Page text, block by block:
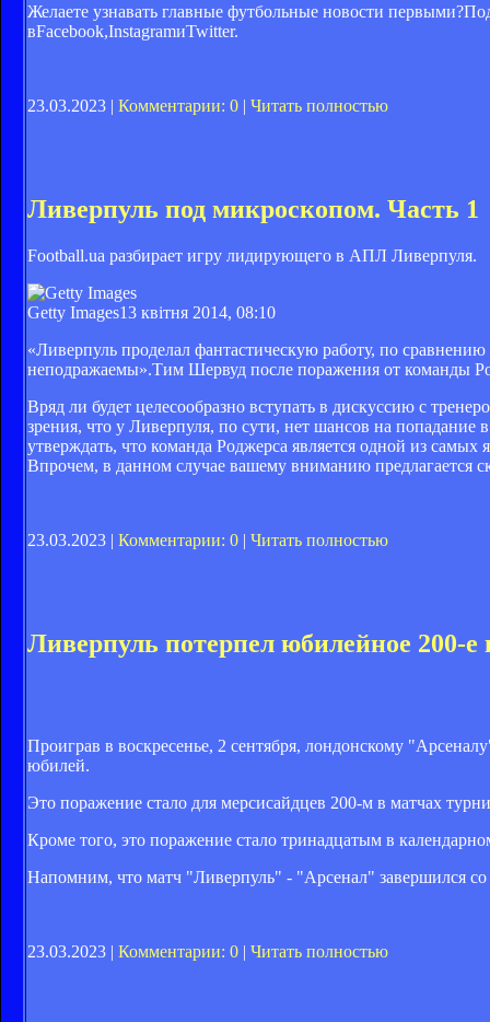
Желаете узнавать главные футбольные новости
вFacebook,InstagramиTwitter.
23.03.2023 | Комментарии: 0 | Читать полностью
Ливерпуль под микроскопом. Часть 1
Football.ua разбирает игру лидирующего в АПЛ Ливерпуля.
Getty Images13 квітня 2014, 08:10
«Ливерпуль проделал фантастическую работу, по
неподражаемы».Тим Шервуд после поражения от команды
Вряд ли будет целесообразно вступать в дискуссию с
зрения, что у Ливерпуля, по сути, нет шансов на
утверждать, что команда Роджерса является одной из
Впрочем, в данном случае вашему вниманию предлагается
23.03.2023 | Комментарии: 0 | Читать полностью
Ливерпуль потерпел юбилейное 200-
Проиграв в воскресенье, 2 сентября, лондонскому
юбилей.
Это поражение стало для мерсисайдцев 200-м в матчах
Кроме того, это поражение стало тринадцатым в
Напомним, что матч "Ливерпуль" - "Арсенал" завершился со
23.03.2023 | Комментарии: 0 Читать полностью